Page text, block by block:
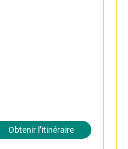
Obtenir l’itinéraire